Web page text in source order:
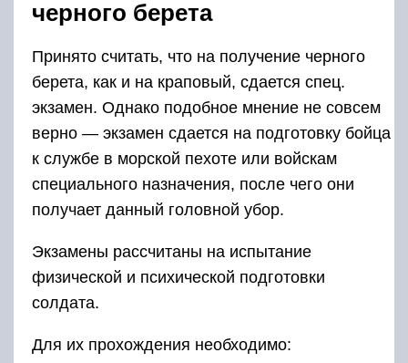
черного берета
Принято считать, что на получение черного
берета, как и на краповый, сдается спец.
экзамен. Однако подобное мнение не совсем
верно — экзамен сдается на подготовку бойца
к службе в морской пехоте или войскам
специального назначения, после чего они
получает данный головной убор.
Экзамены рассчитаны на испытание
физической и психической подготовки
солдата.
Для их прохождения необходимо: